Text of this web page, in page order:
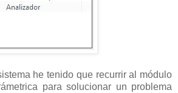
he tenido que recurrir al módulo
para solucionar un problema